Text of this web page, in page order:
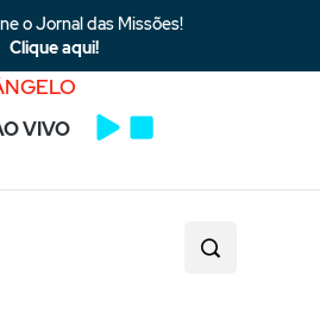
o Jornal das Missões!
Clique aqui!
VIVO